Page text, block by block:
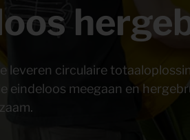
leveren circulaire
eindeloos meegaan en